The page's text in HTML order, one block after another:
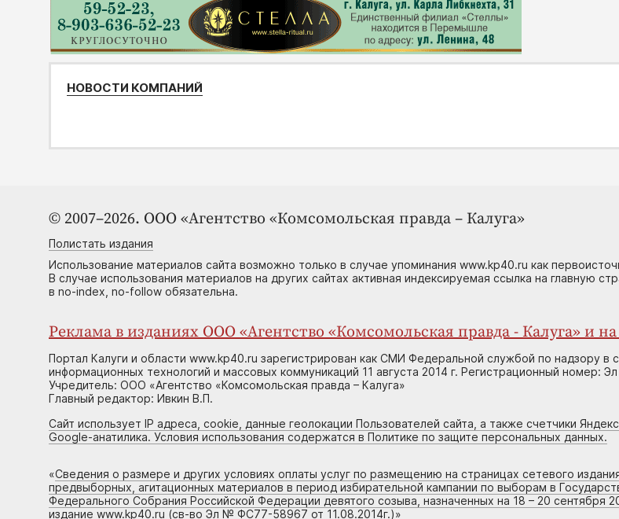
НОВОСТИ КОМПАНИЙ
© 2007–2026. ООО «Агентство «Комсомольская правда – Калуга»
Полистать издания
Использование материалов сайта возможно только в случае упоминания www.kp40.ru как
В случае использования материалов на других сайтах активная индексируемая ссылка на главную
в no-index, no-follow обязательна.
Реклама в изданиях ООО «Агентство «Комсомольская правда - Калуга» и
Портал Калуги и области www.kp40.ru зарегистрирован как СМИ Федеральной службой по надзору в
информационных технологий и массовых коммуникаций 11 августа 2014 г. Регистрационный номер:
Учредитель: ООО «Агентство «Комсомольская правда – Калуга»
Главный редактор: Ивкин В.П.
Сайт использует IP адреса, cookie, данные геолокации Пользователей сайта, а также счетчики
Google-анатилика. Условия использования содержатся в Политике по защите персональных данных.
«Сведения о размере и других условиях оплаты услуг по размещению на страницах сетевого
предвыборных, агитационных материалов в период избирательной кампании по выборам в
Федерального Собрания Российской Федерации девятого созыва, назначенных на 18 – 20 сентября
издание www.kp40.ru (св-во Эл № ФС77-58967 от 11.08.2014г.)»